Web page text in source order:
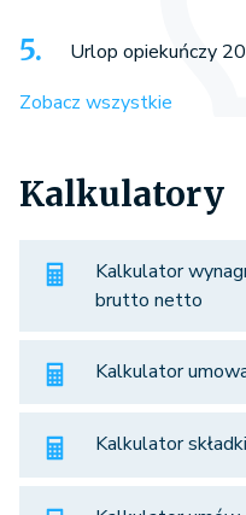
Urlop opiekuńczy
Zobacz wszystkie
Kalkulatory
Kalkulator
brutto netto
Kalkulator
Kalkulator